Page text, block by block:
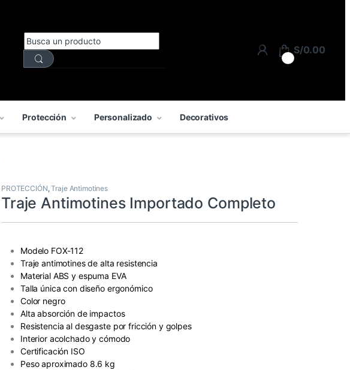
S/0.00
Protección Personalizado Decorativos
PROTECCIÓN,Traje Antimotines
Traje Antimotines Importado Completo
Modelo FOX-112
Traje antimotines de alta resistencia
Material ABS y espuma EVA
Talla única con diseño ergonómico
Color negro
Alta absorción de impactos
Resistencia al desgaste por fricción y golpes
Interior acolchado y cómodo
Certificación ISO
Peso aproximado 8.6 kg